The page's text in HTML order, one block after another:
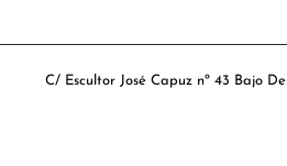
C/ Escultor José Capuz nº 43 Bajo